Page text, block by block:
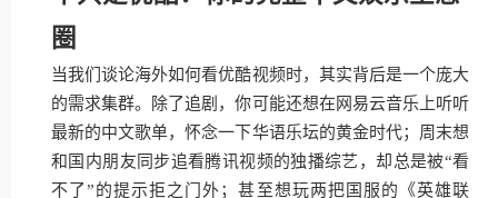
圈
当我们谈论海外如何看优酷视频时，其实背后是一个庞大
的需求集群。除了追剧，你可能还想在网易云音乐上听听
最新的中文歌单，怀念一下华语乐坛的黄金时代；周末想
和国内朋友同步追看腾讯视频的独播综艺，却总是被“看
不了”的提示拒之门外；甚至想玩两把国服的《英雄联